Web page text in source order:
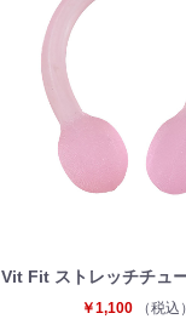
Vit Fit ストレッチチュ
￥1,100 （税込）